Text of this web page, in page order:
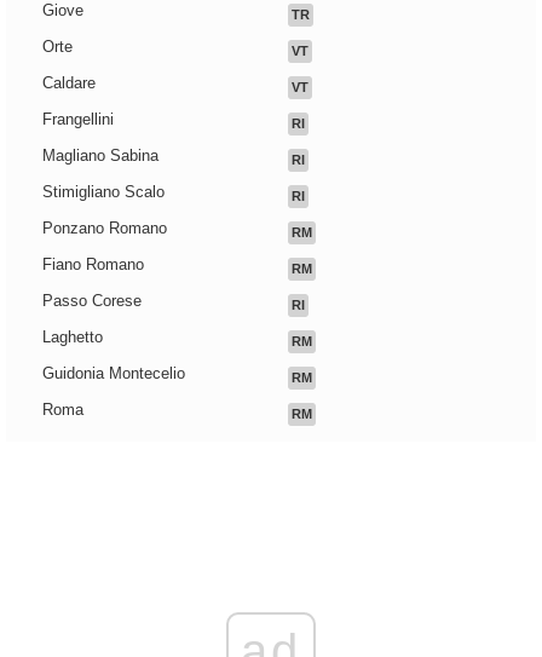
Giove TR
Orte VT
Caldare VT
Frangellini RI
Magliano Sabina RI
Stimigliano Scalo RI
Ponzano Romano RM
Fiano Romano RM
Passo Corese RI
Laghetto RM
Guidonia Montecelio RM
Roma RM